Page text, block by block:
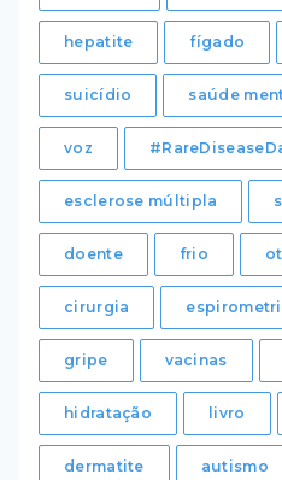
hepatite fígado
suicídio saúde
voz
esclerose múltipla
doente frio
cirurgia
gripe vacinas
hidratação livro
dermatite autismo